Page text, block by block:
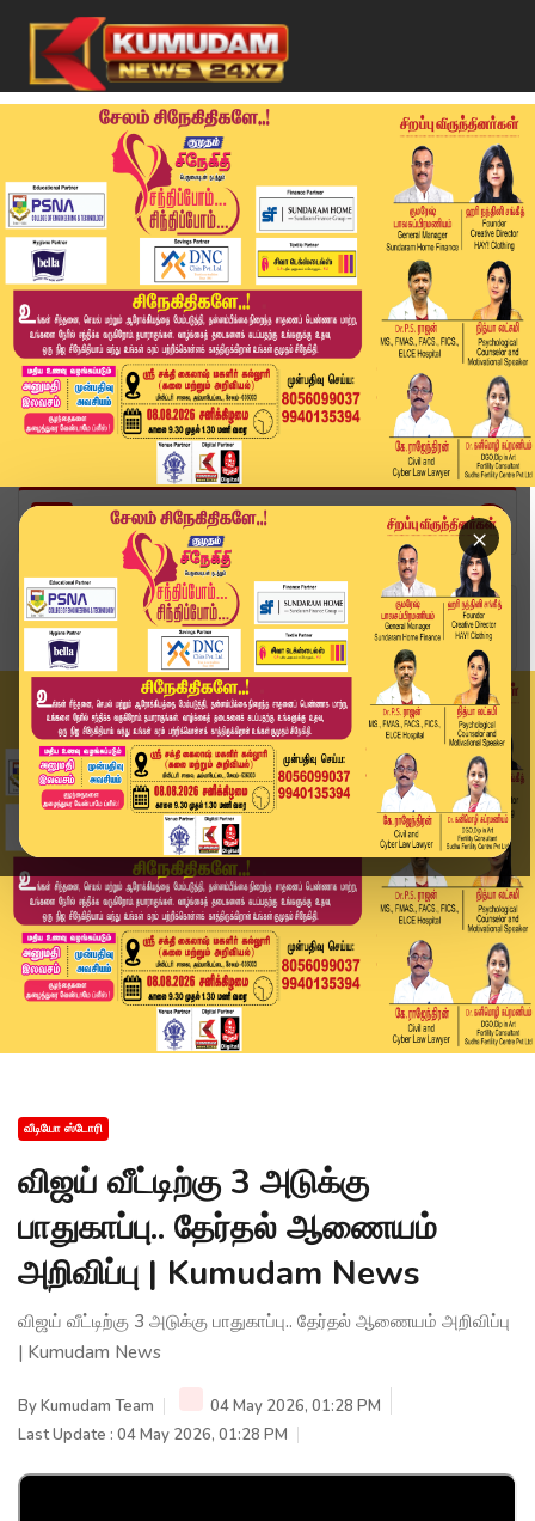
×
Home
வீடியோ ஸ்டோரி
விஜய் வீட்டிற்கு 3 அடுக்கு பாதுகாப்பு.. தேர்தல்...
வீடியோ ஸ்டோரி
விஜய் வீட்டிற்கு 3 அடுக்கு
பாதுகாப்பு.. தேர்தல் ஆணையம்
அறிவிப்பு | Kumudam News
விஜய் வீட்டிற்கு 3 அடுக்கு பாதுகாப்பு.. தேர்தல் ஆணையம் அறிவிப்பு
| Kumudam News
ByKumudam Team
04 May 2026, 01:28 PM
Last Update : 04 May 2026, 01:28 PM